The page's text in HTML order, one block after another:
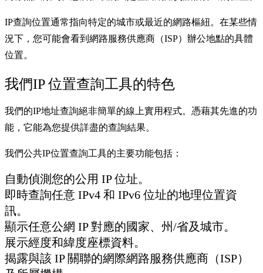
IP查詢位置通常指向特定的城市或最近的網路樞紐。在某些情
況下，您可能會看到網路服務供應商（ISP）辦公地點的具體
位置。
我們IP 位置查詢工具的特色
我們的IP地址查詢絕非簡單的線上實用程式。憑藉其先進的功
能，它能為您提供詳盡的查詢結果。
我們公共IP位置查詢工具的主要功能包括：
自動偵測您的公用 IP 位址。
即時查詢任意 IPv4 和 IPv6 位址的地理位置資
訊。
顯示任意公網 IP 對應的國家、州/省及城市。
展示經度和緯度座標資料。
揭露與該 IP 關聯的網際網路服務供應商（ISP）